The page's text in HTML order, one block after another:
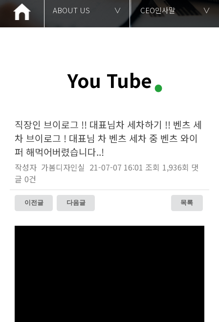
ABOUT US ∨ CEO인사말 ∨
You Tube.
직장인 브이로그 !! 대표님차 세차하기 !! 벤츠 세
차 브이로그 ! 대표님 차 벤츠 세차 중 벤츠 와이
퍼 해먹어버렸습니다..!
작성자 가봄디자인실 21-07-07 16:01 조회 1,936회 댓
글 0건
이전글 다음글 목록
본문